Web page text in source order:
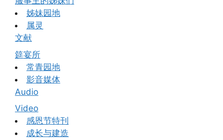
姊妹园地
属灵
文献
筵宴所
常青园地
影音媒体
Audio
Video
感恩节特刊
成长与建造